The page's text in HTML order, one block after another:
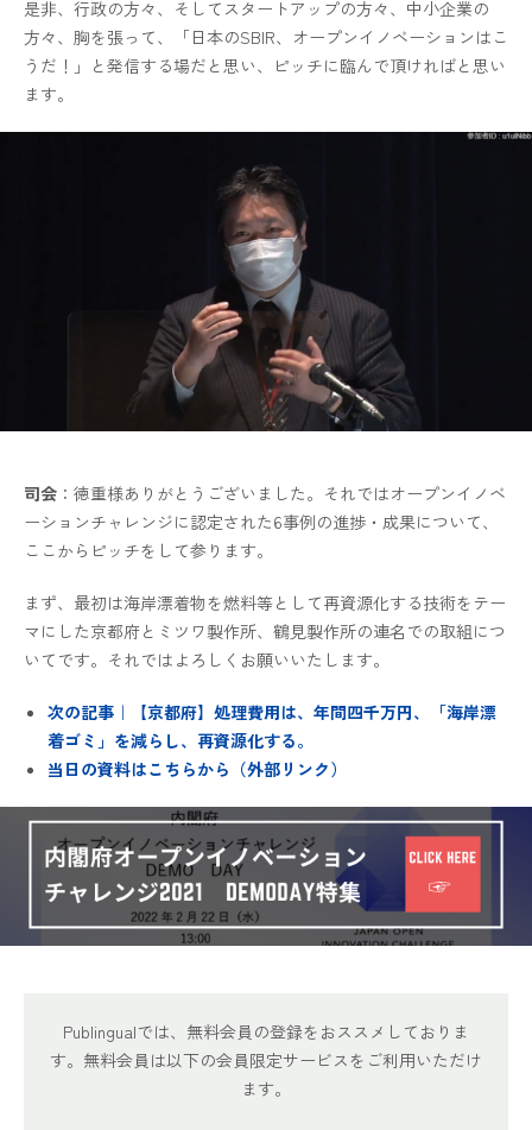
是非、行政の方々、そしてスタートアップの方々、中小企業の
方々、胸を張って、「日本のSBIR、オープンイノベーションはこ
うだ！」と発信する場だと思い、ピッチに臨んで頂ければと思い
ます。
司会 ：徳重様ありがとうございました。それではオープンイノベ
ーションチャレンジに認定された6事例の進捗・成果について、
ここからピッチをして参ります。
まず、最初は海岸漂着物を燃料等として再資源化する技術をテー
マにした京都府とミツワ製作所、鶴見製作所の連名での取組につ
いてです。それではよろしくお願いいたします。
次の記事｜【京都府】処理費用は、年間四千万円、「海岸漂
着ゴミ」を減らし、再資源化する。
当日の資料はこちらから（外部リンク）
Publingualでは、無料会員の登録をおススメしておりま
す。無料会員は以下の会員限定サービスをご利用いただけ
ます。